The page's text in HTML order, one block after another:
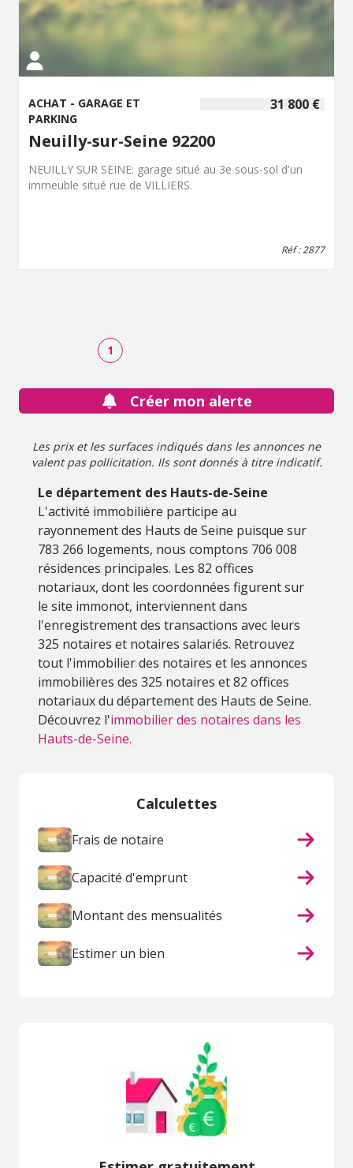
31 800 €
ACHAT - GARAGE ET
PARKING
Neuilly-sur-Seine 92200
NEUILLY SUR SEINE: garage situé au 3e sous-sol d'un
immeuble situé rue de VILLIERS.
Réf : 2877
1
Créer mon alerte
Les prix et les surfaces indiqués dans les annonces ne
valent pas pollicitation. Ils sont donnés à titre indicatif.
Le département des Hauts-de-Seine
L'activité immobilière participe au
rayonnement des Hauts de Seine puisque sur
783 266 logements, nous comptons 706 008
résidences principales. Les 82 offices
notariaux, dont les coordonnées figurent sur
le site immonot, interviennent dans
l'enregistrement des transactions avec leurs
325 notaires et notaires salariés. Retrouvez
tout l'immobilier des notaires et les annonces
immobilières des 325 notaires et 82 offices
notariaux du département des Hauts de Seine.
Découvrez l'immobilier des notaires dans les
Hauts-de-Seine.
Calculettes
Frais de notaire
Capacité d'emprunt
Montant des mensualités
Estimer un bien